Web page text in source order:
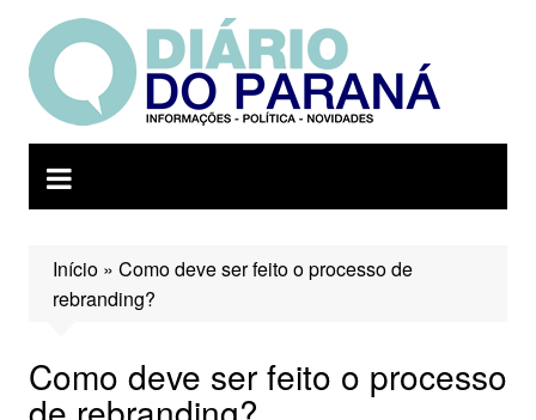
para
conteúdo
Início» Como deve ser feito o processo de
rebranding?
Como deve ser feito o processo